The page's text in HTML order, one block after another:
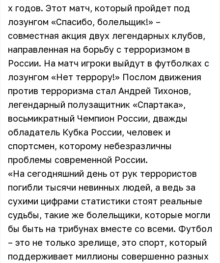
х годов. Этот матч, который пройдет под
лозунгом «Спасибо, болельщик!» –
совместная акция двух легендарных клубов,
направленная на борьбу с терроризмом в
России. На матч игроки выйдут в футболках с
лозунгом «Нет террору!» Послом движения
против терроризма стал Андрей Тихонов,
легендарный полузащитник «Спартака»,
восьмикратный Чемпион России, дважды
обладатель Кубка России, человек и
спортсмен, которому небезразличны
проблемы современной России.
«На сегодняшний день от рук террористов
погибли тысячи невинных людей, а ведь за
сухими цифрами статистики стоят реальные
судьбы, такие же болельщики, которые могли
бы быть на трибунах вместе со всеми. Футбол
– это не только зрелище, это спорт, который
поддерживает миллионы совершенно разных